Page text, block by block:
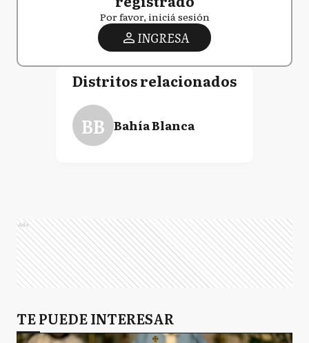
Por favor, iniciá sesión
INGRESA
Distritos relacionados
BB Bahía Blanca
Ads
TE PUEDE INTERESAR